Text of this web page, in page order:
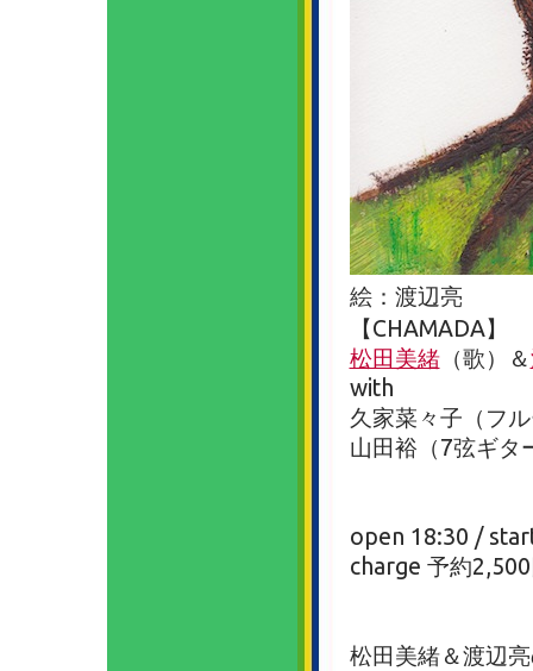
絵：渡辺亮
【CHAMADA】
松田美緒（歌）＆
with
久家菜々子（フ
山田裕（7弦ギタ
open 18:30 /
charge 予約
松田美緒＆渡辺